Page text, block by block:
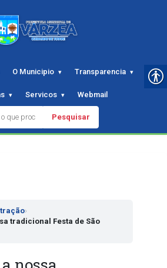
O Municipio Transparencia
Servicos Webmail
Pesquisar
›
tradicional Festa de São